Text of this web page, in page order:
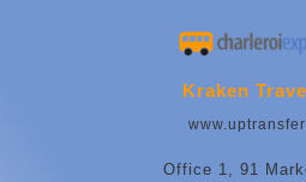
Kraken
Office 1, 91